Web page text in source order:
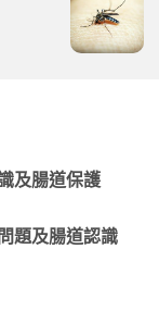
及腸道保護
題及腸道認識